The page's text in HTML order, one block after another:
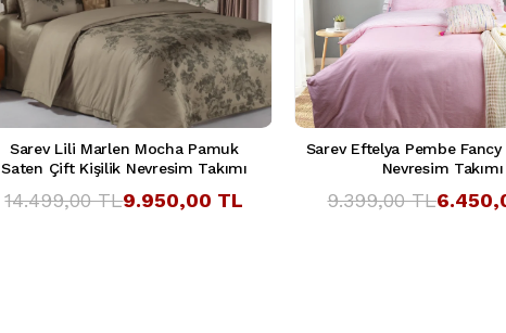
Sarev Lili Marlen Mocha Pamuk
Saten Çift Kişilik Nevresim Takımı
9.950,00 TL
14.499,00 TL
Sarev Eftelya Pembe
Nevresim Takımı
9.399,00 TL